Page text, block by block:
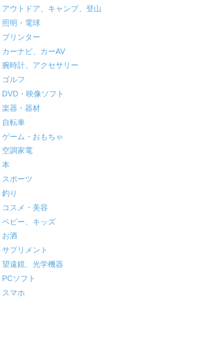
アウトドア、キャンプ、登山
照明・電球
プリンター
カーナビ、カーAV
腕時計、アクセサリー
ゴルフ
DVD・映像ソフト
楽器・器材
自転車
ゲーム・おもちゃ
空調家電
本
スポーツ
釣り
コスメ・美容
ベビー、キッズ
お酒
サプリメント
望遠鏡、光学機器
PCソフト
スマホ